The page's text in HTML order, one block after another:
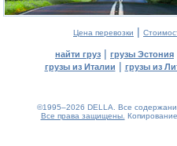
Цена перевозки |
найти груз | грузы Эстония
грузы из Италии | грузы из
©1995–2026 DELLA. Все
Все права защищены.